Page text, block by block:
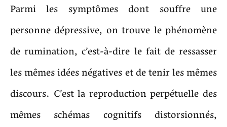
Parmi les symptômes dont souffre une
personne dépressive, on trouve le phénomène
de rumination, c’est-à-dire le fait de ressasser
les mêmes idées négatives et de tenir les mêmes
discours. C’est la reproduction perpétuelle des
mêmes schémas cognitifs distorsionnés,